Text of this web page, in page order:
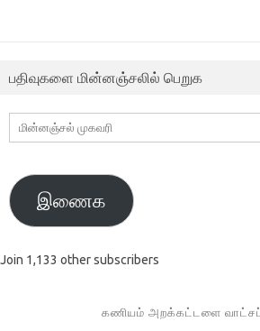
பதிவுகளை மின்னஞ்சலில் பெறுக
மின்னஞ்சல்
முகவரி
இணைக
Join 1,133 other subscribers
கணியம் அறக்கட்டளை